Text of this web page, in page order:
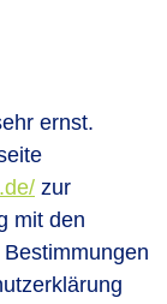
ernst.
zur
mit den